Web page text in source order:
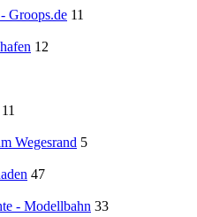
Groops.de 11
12
11
Wegesrand 5
47
- Modellbahn 33